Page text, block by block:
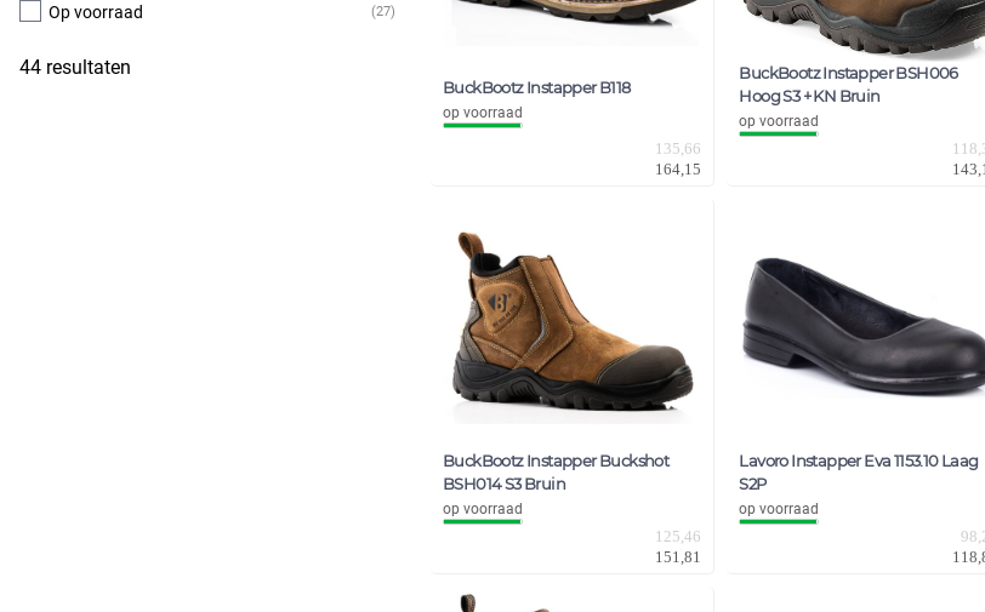
Op voorraad (27)
44 resultaten
BuckBootz Instapper B118
op voorraad
135,66
164,15
BuckBootz Instapper BSH006
Hoog S3 + KN Bruin
op voorraad
BuckBootz Instapper Buckshot
BSH014 S3 Bruin
op voorraad
125,46
151,81
Lavoro Instapper Eva 1153.10 Laag
S2P
op voorraad